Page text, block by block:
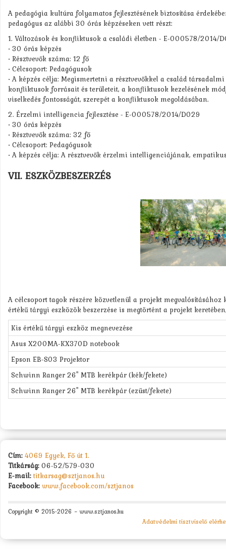
A pedagógia kultúra folyamatos fejlesztésének biztosítása
pedagógus az alábbi 30 órás képzéseken vett részt:
1. Változások és konfliktusok a családi életben - E-000578/2014/
• 30 órás képzés
• Résztvevők száma: 12 fő
• Célcsoport: Pedagógusok
• A képzés célja: Megismertetni a résztvevőkkel a család
konfliktusok forrásait és területeit, a konfliktusok kezelésének
viselkedés fontosságát, szerepét a konfliktusok megoldásában.
2. Érzelmi intelligencia fejlesztése - E-000578/2014/D029
• 30 órás képzés
• Résztvevők száma: 32 fő
• Célcsoport: Pedagógusok
• A képzés célja: A résztvevők érzelmi intelligenciájának,
VII. ESZKÖZBESZERZÉS
A célcsoport tagok részére közvetlenül a projekt
értékű tárgyi eszközök beszerzése is megtörtént a projekt
Kis értékű tárgyi eszköz megnevezése
Asus X200MA-KX370D notebook
Epson EB-S03 Projektor
Schwinn Ranger 26" MTB kerékpár (kék/fekete)
Schwinn Ranger 26" MTB kerékpár (ezüst/fekete)
Cím: 4069 Egyek, Fő út 1.
Titkárság: 06-52/579-030
E-mail: titkarsag@sztjanos.hu
Facebook: www.facebook.com/sztjanos
Copyright © 2015-2026 − www.sztjanos.hu
Adatvédelmi tisztviselő